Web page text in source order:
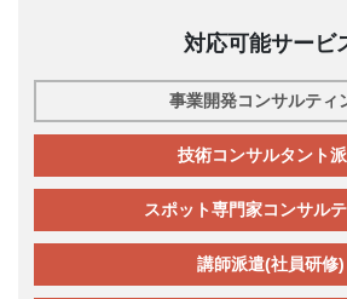
対応可能サービ
事業開発コンサルティ
技術コンサルタント
スポット専門家コンサル
講師派遣(社員研修)